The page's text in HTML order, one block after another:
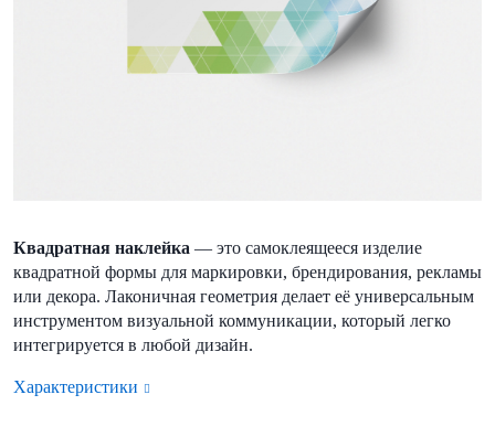
Квадратная наклейка — это самоклеящееся изделие
квадратной формы для маркировки, брендирования, рекламы
или декора. Лаконичная геометрия делает её универсальным
инструментом визуальной коммуникации, который легко
интегрируется в любой дизайн.
Характеристики